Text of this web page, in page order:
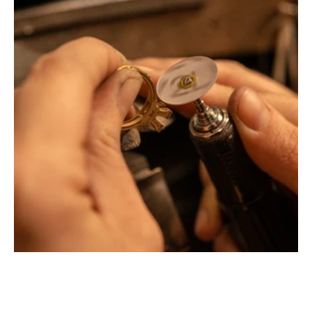
Montbrison, Lyon, Paris
Philippe & mathieu tournaire
Créateurs joailliers, révolutionnent les codes de la
joaillerie traditionnelle en y apportant des formes et des
couleurs hors du commun. Au delà des modes, la
Maison Tournaire a forgé son style de caractère et
d'élévation en puisant dans ses voyages ainsi que ses
différentes rencontres.
La Maison Tournaire qui a ouvert ses portes en 1984 à
Montbrison, en France, propose aujourd'hui ces bijoux